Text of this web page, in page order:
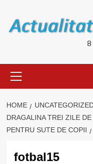
content
8
Menu
HOME
DRAGALINA TREI ZILE
PENTRU SUTE DE COPII
fotbal15